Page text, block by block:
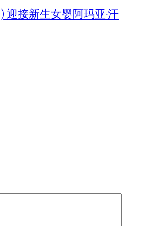
迎接新生女婴阿玛亚·汗